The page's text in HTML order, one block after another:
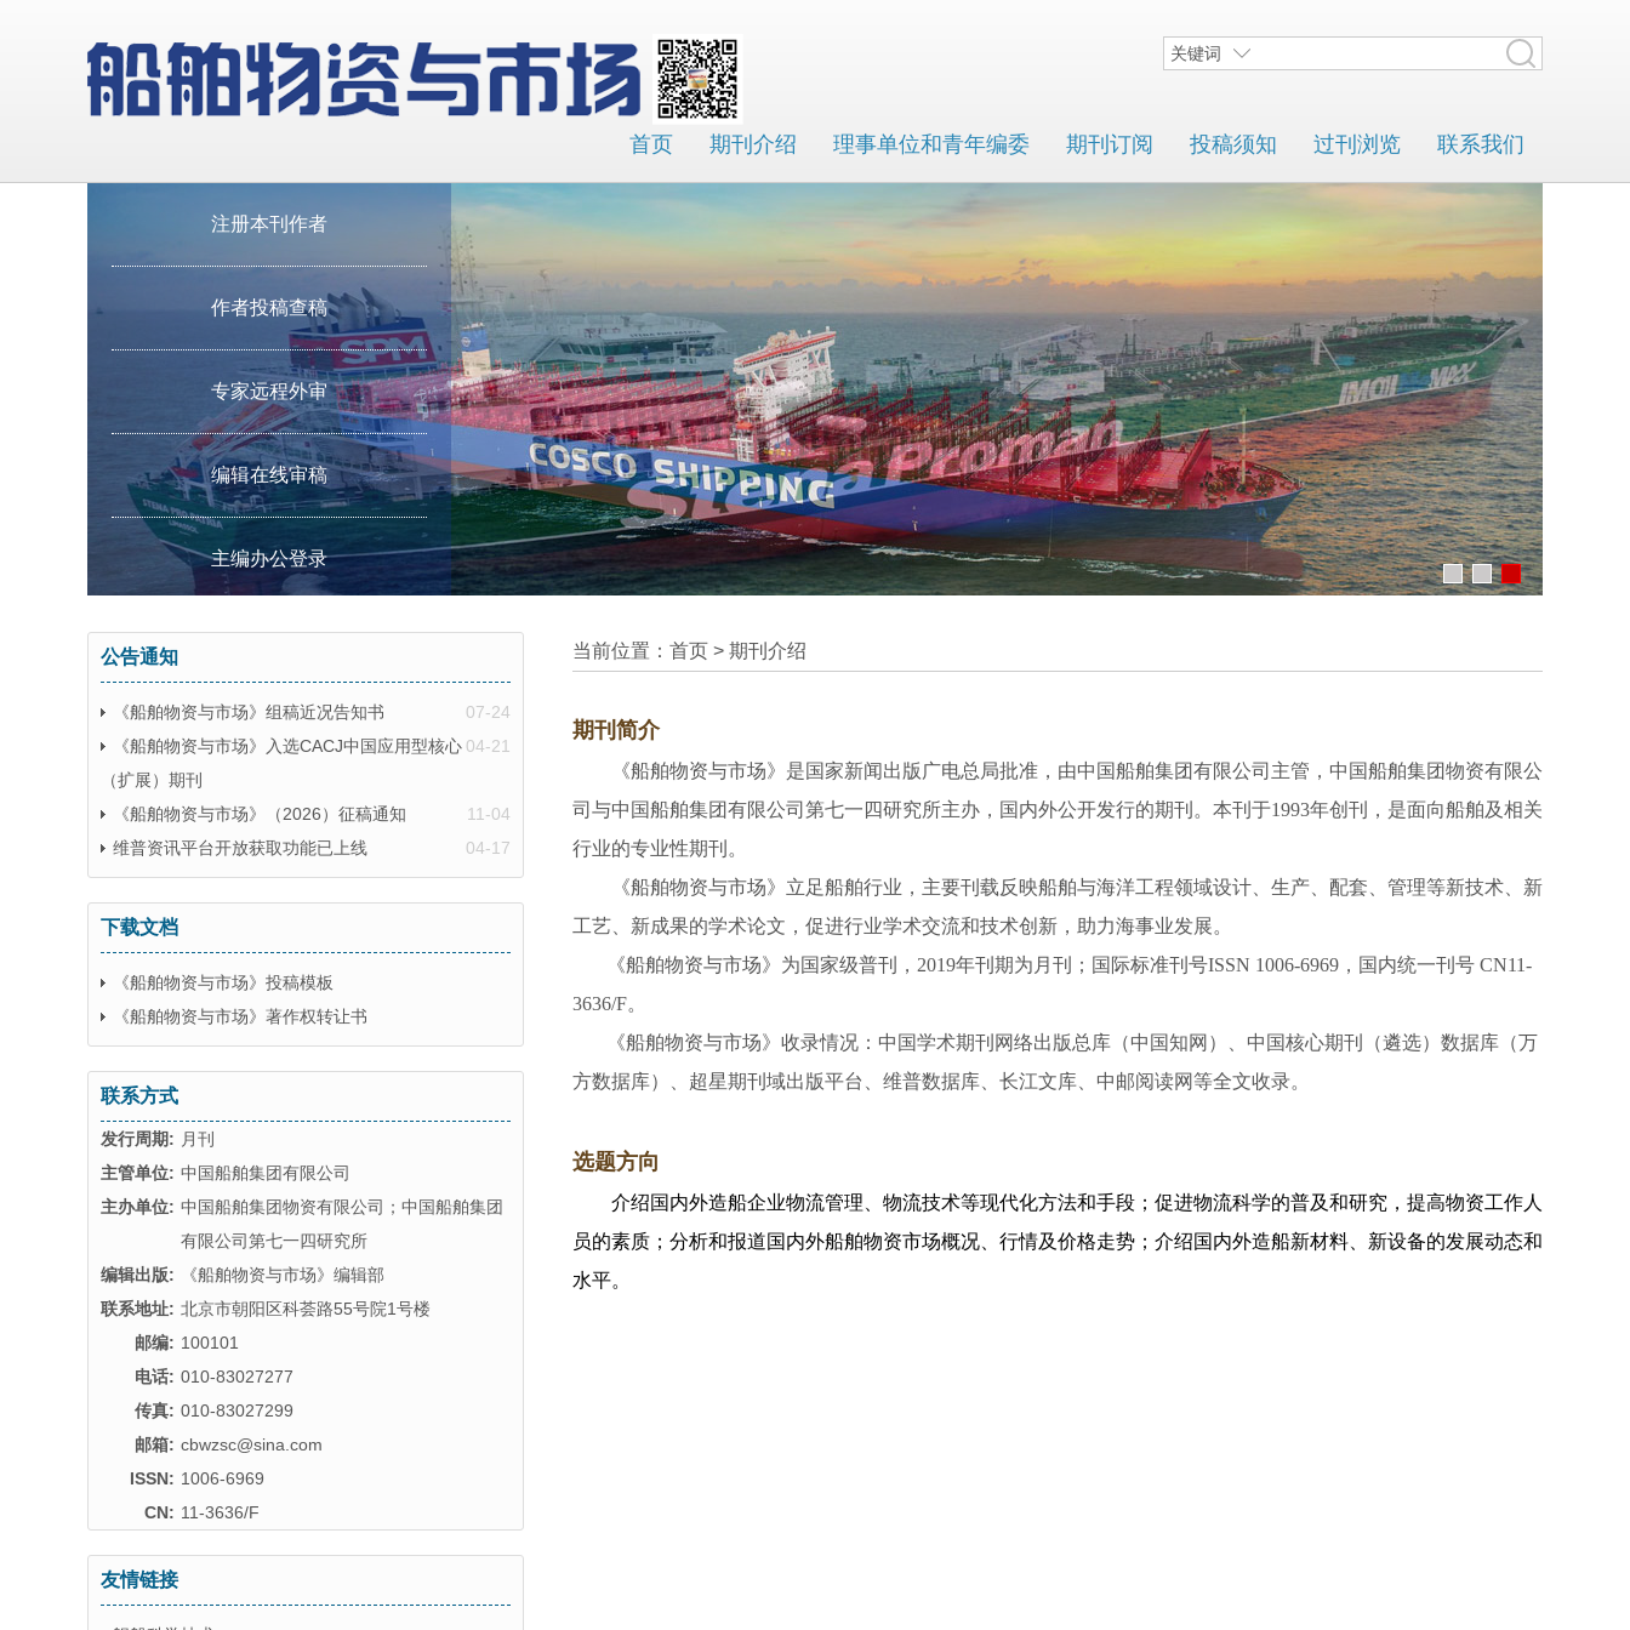
首页 期刊介绍 理事单位和青年编委 期刊订阅 投稿须知 过刊浏览 联系我们
关键词
注册本刊作者
作者投稿查稿
专家远程外审
编辑在线审稿
主编办公登录
公告通知
07-24
《船舶物资与市场》组稿近况告知书
04-21
《船舶物资与市场》入选CACJ中国应用型核心
（扩展）期刊
11-04
《船舶物资与市场》（2026）征稿通知
04-17
维普资讯平台开放获取功能已上线
下载文档
《船舶物资与市场》投稿模板
《船舶物资与市场》著作权转让书
联系方式
发行周期: 月刊
主管单位: 中国船舶集团有限公司
主办单位: 中国船舶集团物资有限公司；中国船舶集团
有限公司第七一四研究所
编辑出版:
《船舶物资与市场》编辑部
联系地址: 北京市朝阳区科荟路55号院1号楼
邮编: 100101
电话: 010-83027277
传真: 010-83027299
邮箱: cbwzsc@sina.com
ISSN: 1006-6969
CN: 11-3636/F
友情链接
当前位置：首页 > 期刊介绍
期刊简介
《船舶物资与市场》是国家新闻出版广电总局批准，由中国船舶集团有限公司主管，中国船舶集团物资有限公
司与中国船舶集团有限公司第七一四研究所主办，国内外公开发行的期刊。本刊于1993年创刊，是面向船舶及相关
行业的专业性期刊。
《船舶物资与市场》立足船舶行业，主要刊载反映船舶与海洋工程领域设计、生产、配套、管理等新技术、新
工艺、新成果的学术论文，促进行业学术交流和技术创新，助力海事业发展。
《船舶物资与市场》 为国家级普刊， 2019年刊期为月刊；国际标准刊号ISSN 1006-6969 ，国内统一刊号 CN11-
3636/F。
《船舶物资与市场》 收录情况：中国学术期刊网络出版总库（中国知网）、中国核心期刊（遴选）数据库（万
方数据库）、超星期刊域出版平台、维普数据库、长江文库、中邮阅读网等全文收录。
选题方向
介绍国内外造船企业物流管理、物流技术等现代化方法和手段；促进物流科学的普及和研究，提高物资工作人
员的素质；分析和报道国内外船舶物资市场概况、行情及价格走势；介绍国内外造船新材料、新设备的发展动态和
水平。